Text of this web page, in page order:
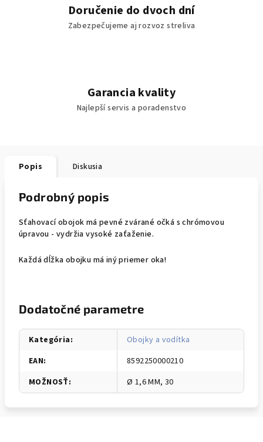
Doručenie do dvoch dní
Zabezpečujeme aj rozvoz streliva
Garancia kvality
Najlepší servis a poradenstvo
Popis Diskusia
Podrobný popis
Sťahovací obojok má pevné zvárané očká s chrómovou
úpravou - vydržia vysoké zaťaženie.
Každá dĺžka obojku má iný priemer oka!
Dodatočné parametre
Kategória:
Obojky a vodítka
EAN:
8592250000210
MOŽNOSŤ: Ø 1,6 MM, 30